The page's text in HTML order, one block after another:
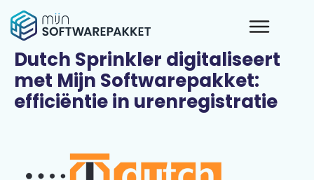
Dutch Sprinkler digitaliseert
met Mijn Softwarepakket:
efficiëntie in urenregistratie